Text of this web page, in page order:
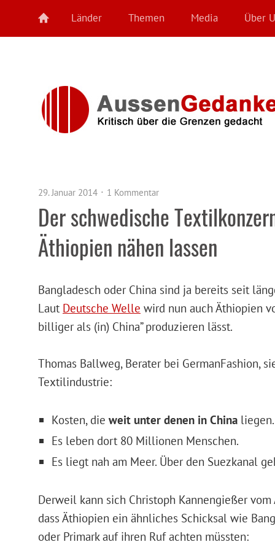
Länder Themen Media Über
29. Januar 2014 1 Kommentar
Der schwedische
Äthiopien nähen lassen
Bangladesch oder China sind ja bereits seit
Laut Deutsche Welle wird nun auch Äthiopien
billiger als (in) China” produzieren lässt.
Thomas Ballweg, Berater bei GermanFashion,
Textilindustrie:
Kosten, die weit unter denen in China liegen.
Es leben dort 80 Millionen Menschen.
Es liegt nah am Meer. Über den Suezkanal
Derweil kann sich Christoph Kannengießer
dass Äthiopien ein ähnliches Schicksal wie
oder Primark auf ihren Ruf achten müssten: